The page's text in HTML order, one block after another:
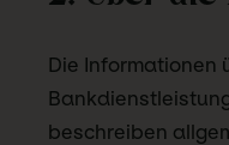
Die Informationen
beschreiben